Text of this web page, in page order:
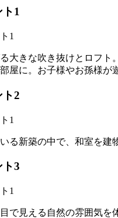
ト1
大きな吹き抜けとロフト。
屋に。お子様やお孫様が
ト2
る新築の中で、和室を建
ト3
で見える自然の雰囲気を